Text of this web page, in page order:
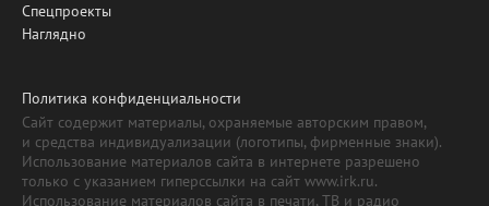
Спецпроекты
Наглядно
Политика конфиденциальности
Сайт содержит материалы, охраняемые авторским правом,
и средства индивидуализации (логотипы, фирменные знаки).
Использование материалов сайта в интернете разрешено
только с указанием гиперссылки на сайт www.irk.ru.
Использование материалов сайта в печати, ТВ и радио